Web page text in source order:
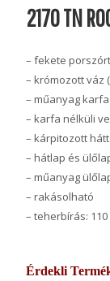
2170 TN
– fekete
– krómozott váz
– műanyag karfa
– karfa nélküli
– kárpitozott
– hátlap és
– műanyag
– rakásolható
– teherbírás: 110
Érdekli